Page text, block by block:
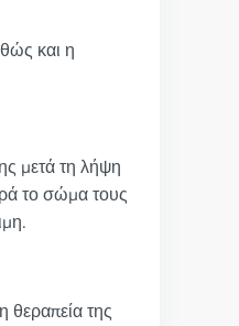
και η
μετά τη λήψη
το σώμα τους
θεραπεία της